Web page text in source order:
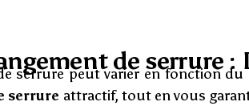
de serrure
serrure peut varier en fonction
serrure attractif, tout en vous